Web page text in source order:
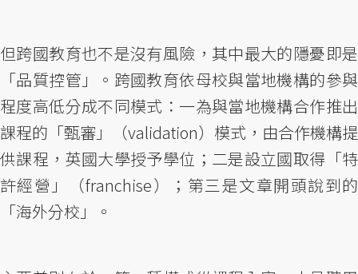
但跨國教育也不是沒有風險，其中最大的隱憂即是
「品質控管」。跨國教育依母校與當地機構的參與
程度高低分成不同模式：一為與當地機構合作推出
課程的「甄審」（validation）模式，由合作機構提
供課程，英國大學授予學位；二是設立國取得「特
許經營」（franchise）；第三是文章開頭說到的
「海外分校」。